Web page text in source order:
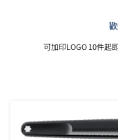
可加印LOGO 10件起